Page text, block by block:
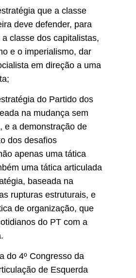
que a classe
deve defender, para
classe dos capitalistas,
e o imperialismo, dar
em direção a uma
do Partido dos
na mudança sem
e a demonstração de
dos desafios
apenas uma tática
uma tática articulada
baseada na
rupturas estruturais, e
de organização, que
do PT com a
do 4º Congresso da
de Esquerda